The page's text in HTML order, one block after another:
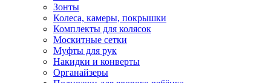
Зонты
Колеса, камеры, покрышки
Комплекты для колясок
Москитные сетки
Муфты для рук
Накидки и конверты
Органайзеры